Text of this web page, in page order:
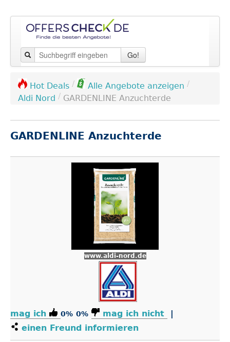
Go!
Hot Deals / Alle Angebote anzeigen /
Aldi Nord / GARDENLINE Anzuchterde
GARDENLINE Anzuchterde
www.aldi-nord.de
mag ich 0% 0% mag ich nicht
|
einen Freund informieren